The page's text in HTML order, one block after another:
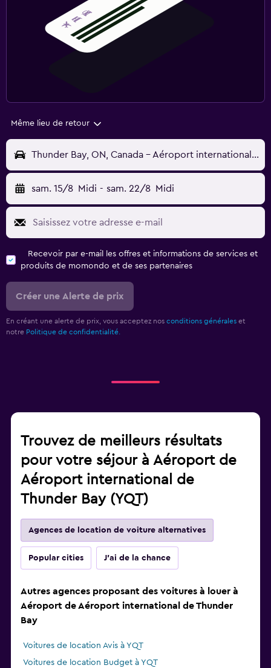
Même lieu de retour
Thunder Bay, ON, Canada - Aéroport international de Thunder Bay (YQT)
sam. 15/8 Midi - sam. 22/8 Midi
Recevoir par e-mail les offres et informations de services et
produits de momondo et de ses partenaires
Créer une Alerte de prix
En créant une alerte de prix, vous acceptez nos conditions générales et
notre Politique de confidentialité.
Trouvez de meilleurs résultats
pour votre séjour à Aéroport de
Aéroport international de
Thunder Bay (YQT)
Agences de location de voiture alternatives
Popular cities J'ai de la chance
Autres agences proposant des voitures à louer à
Aéroport de Aéroport international de Thunder
Bay
Voitures de location Avis à YQT
Voitures de location Budget à YQT